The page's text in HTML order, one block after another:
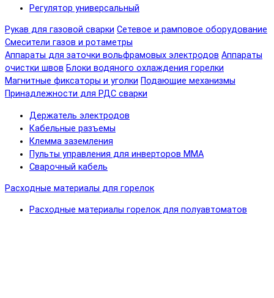
Регулятор универсальный
Рукав для газовой сварки Сетевое и рамповое оборудование
Смесители газов и ротаметры
Аппараты для заточки вольфрамовых электродов Аппараты
очистки швов Блоки водяного охлаждения горелки
Магнитные фиксаторы и уголки Подающие механизмы
Принадлежности для РДС сварки
Держатель электродов
Кабельные разъемы
Клемма заземления
Пульты управления для инверторов MMA
Сварочный кабель
Расходные материалы для горелок
Расходные материалы горелок для полуавтоматов